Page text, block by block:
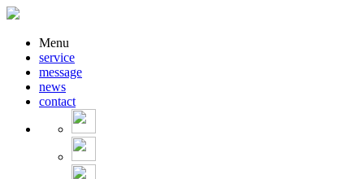
Menu
service
message
news
contact